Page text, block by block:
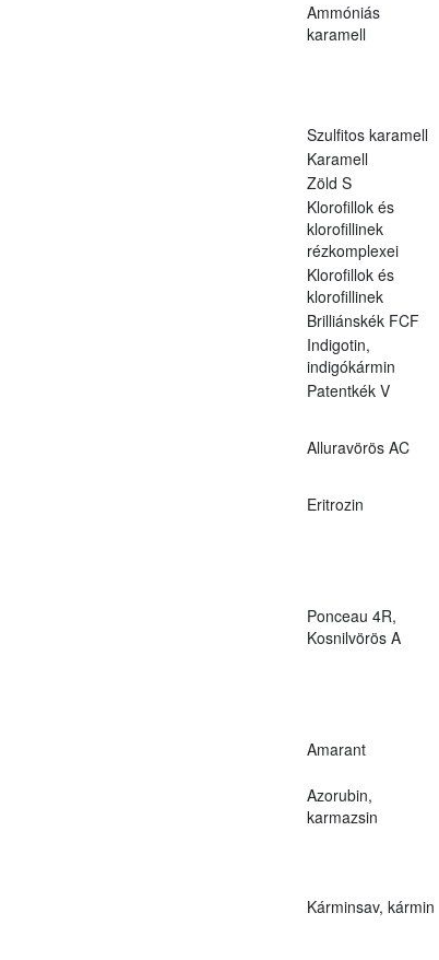
Ammóniás
karamell
Szulfitos karamell
Karamell
Zöld S
Klorofillok és
klorofillinek
rézkomplexei
Klorofillok és
klorofillinek
Brilliánskék FCF
Indigotin,
indigókármin
Patentkék V
Alluravörös AC
Eritrozin
Ponceau 4R,
Kosnilvörös A
Amarant
Azorubin,
karmazsin
Kárminsav, kármin